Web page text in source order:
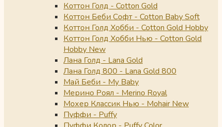
Коттон Голд - Cotton Gold
Коттон Беби Софт - Cotton Baby Soft
Коттон Голд Хобби - Cotton Gold Hobby
Коттон Голд Хобби Нью - Cotton Gold
Hobby New
Лана Голд - Lana Gold
Лана Голд 800 - Lana Gold 800
Май Беби - My Baby
Мерино Роял - Merino Royal
Мохер Классик Нью - Mohair New
Пуффи - Puffy